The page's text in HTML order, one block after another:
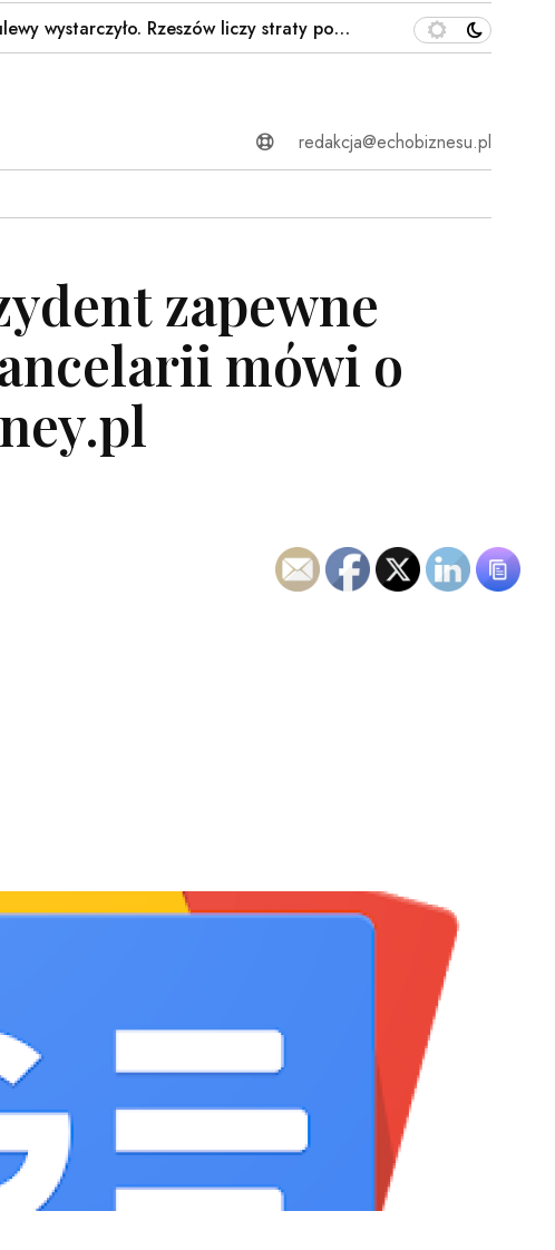
Rzeszów liczy straty po… Polskie miasto pod
redakcja@echobiznesu.pl
zapewne
mówi o